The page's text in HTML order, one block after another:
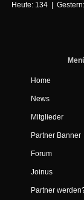
Heute: 134 |
Home
News
Mitglieder
Partner Banner
Forum
Joinus
Partner